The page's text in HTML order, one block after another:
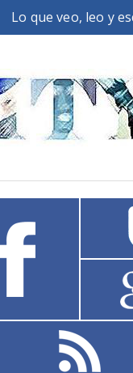
Lo que veo, leo y